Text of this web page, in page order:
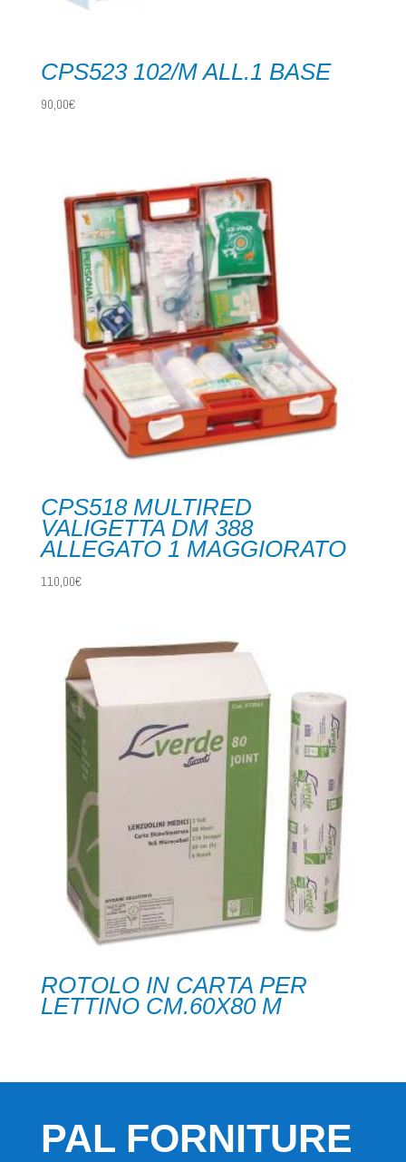
CPS523 102/M ALL.1 BASE
90,00€
CPS518 MULTIRED
VALIGETTA DM 388
ALLEGATO 1 MAGGIORATO
110,00€
ROTOLO IN CARTA PER
LETTINO CM.60X80 M
PAL FORNITURE